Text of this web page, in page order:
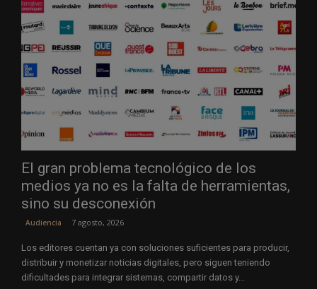
El gran problema tecnológico de los
medios ya no es la falta de herramientas,
sino su desconexión
Audiencia 7 agosto, 2026
Los editores cuentan ya con soluciones suficientes para producir,
distribuir y monetizar noticias digitales, pero siguen teniendo
dificultades para integrar sistemas, compartir datos y...